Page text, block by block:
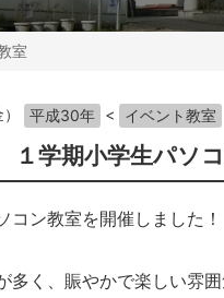
室
平成30年 < イベント教室
学期小学生パソコ
コン教室を開催しました！
多く、賑やかで楽しい雰